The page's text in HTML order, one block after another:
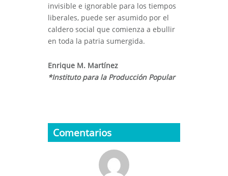
invisible e ignorable para los tiempos
liberales, puede ser asumido por el
caldero social que comienza a ebullir
en toda la patria sumergida.
Enrique M. Martínez
*Instituto para la Producción Popular
Comentarios